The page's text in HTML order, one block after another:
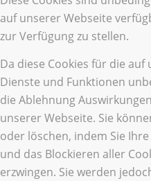
auf unserer Webseite
zur Verfügung zu stellen.
Da diese Cookies für die
Dienste und Funktionen
die Ablehnung
unserer Webseite. Sie
oder löschen, indem Sie
und das Blockieren aller
erzwingen. Sie werden